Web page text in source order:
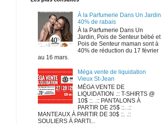
À la Parfumerie Dans Un Jardin
40% de rabais
À la Parfumerie Dans Un
Jardin, Pois de Senteur bébé et
Pois de Senteur maman sont à
40% de réduction du 17 février
au 16 mars.
Méga vente de liquidation
Vieux St-Jean
MÉGA VENTE DE
LIQUIDATION .:: T-SHIRTS @
10$ ::. .:: PANTALONS À
PARTIR DE 25$ ::. .::
MANTEAUX À PARTIR DE 30$ ::. .::
SOULIERS À PARTI...